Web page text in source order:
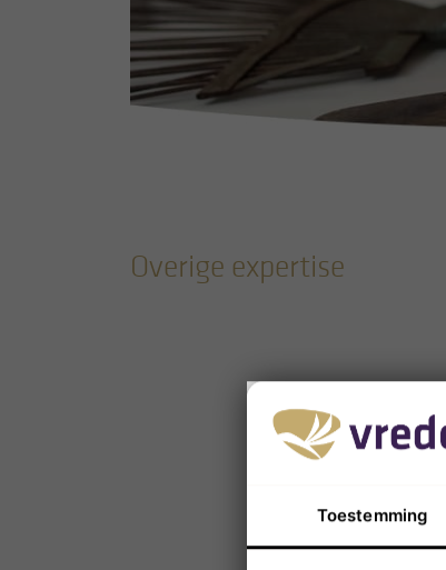
Toestemming
Overige expertise